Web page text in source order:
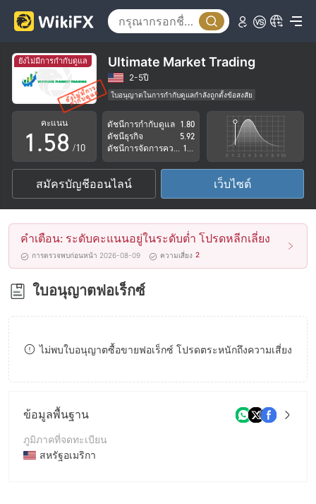
ยังไม่มีการกำกับดูแล Ultimate Market Trading
2-5ปี
ใบอนุญาตในการกำกับดูแลกำลังถูกตั้งข้อสงสัย
กลุ่มธุรกิจที่ต้องสงสัย
ระวังความเสี่ยงอันตรายที่อาจจะซ่อนอยู่
คะแนน
0
1
2
3
4
5
6
7
8
.
1
2
3
4
5
6
7
8
9
4
5
6
7
8
9
/10
ดัชนีการกำกับดูแล 1.80
ดัชนีธุรกิจ
5.92
สมัครบัญชีออนไลน์ เว็บไซต์
คำเตือน: ระดับคะแนนอยู่ในระดับต่ำ โปรดหลีกเลี่ยง
การตรวจพบก่อนหน้า 2026-08-09 ความเสี่ยง 2
ใบอนุญาตฟอเร็กซ์
ไม่พบใบอนุญาตซื้อขายฟอเร็กซ์ โปรดตระหนักถึงความเสี่ยง
ข้อมูลพื้นฐาน
ภูมิภาคที่จดทะเบียน
สหรัฐอเมริกา